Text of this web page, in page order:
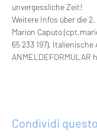
unvergessliche Zeit!
Weitere Infos über die
Marion Caputo
65 233 197), Italienische
ANMELDEFORMULAR
Condividi